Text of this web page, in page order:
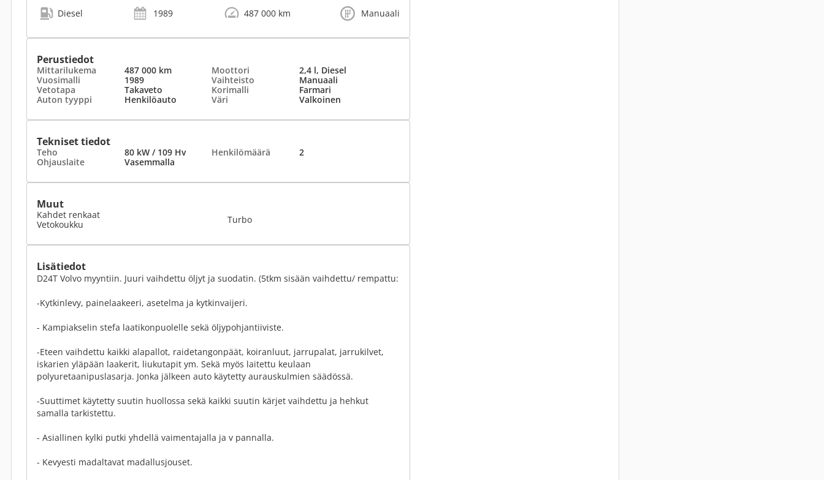
Diesel 1989 487 000 km Manuaali
Perustiedot
Mittarilukema 487 000 km Moottori
2,4 l, Diesel
Vuosimalli
1989 Vaihteisto
Manuaali
Vetotapa
Takaveto Korimalli
Farmari
Auton tyyppi
Henkilöauto Väri Valkoinen
Tekniset tiedot
Teho 80 kW / 109 Hv Henkilömäärä
2
Ohjauslaite
Vasemmalla
Muut
Kahdet renkaat
Vetokoukku
Turbo
Lisätiedot
D24T Volvo myyntiin. Juuri vaihdettu öljyt ja suodatin. (5tkm sisään vaihdettu/ rempattu:
-Kytkinlevy, painelaakeeri, asetelma ja kytkinvaijeri.
- Kampiakselin stefa laatikonpuolelle sekä öljypohjantiiviste.
-Eteen vaihdettu kaikki alapallot, raidetangonpäät, koiranluut, jarrupalat, jarrukilvet,
iskarien yläpään laakerit, liukutapit ym. Sekä myös laitettu keulaan
polyuretaanipuslasarja. Jonka jälkeen auto käytetty aurauskulmien säädössä.
-Suuttimet käytetty suutin huollossa sekä kaikki suutin kärjet vaihdettu ja hehkut
samalla tarkistettu.
- Asiallinen kylki putki yhdellä vaimentajalla ja v pannalla.
- Kevyesti madaltavat madallusjouset.